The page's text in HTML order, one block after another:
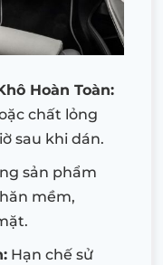
Hoàn Toàn:
chất lỏng
sau khi dán.
sản phẩm
mềm,
Hạn chế sử